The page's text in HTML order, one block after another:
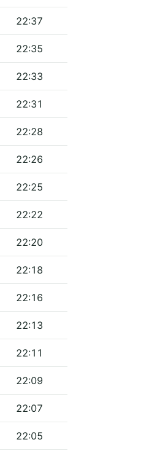
22:37
22:35
22:33
22:31
22:28
22:26
22:25
22:22
22:20
22:18
22:16
22:13
22:11
22:09
22:07
22:05